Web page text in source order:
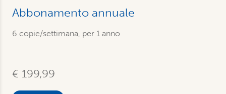
Abbonamento annuale
6 copie/settimana, per 1 anno
€ 199,99